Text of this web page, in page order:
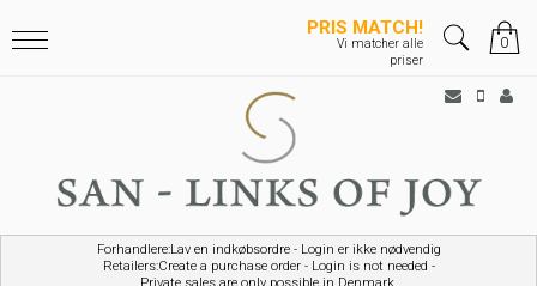
Forhandlere:Lav en indkøbsordre - Login er ikke nødvendig
Retailers:Create a purchase order - Login is not needed -
0
PRIS MATCH!
Vi matcher alle
priser